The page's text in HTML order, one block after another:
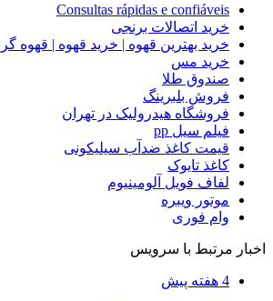
Consultas rápidas e confiáveis
خرید اتصالات برنجی
خرید بهترین قهوه | خرید قهوه | قهوه
خرید مس
صندوق طلا
فروش بلبرینگ
فروشگاه هیدرولیک در تهران
فیلم سیل pp
قیمت کاغذ ضدآب سیلیکونی
کاغذ تایوک
لفاف فویل آلومینیوم
موتور ویبره
وام فوری
اخبار مرتبط با سرویس
4 هفته پیش